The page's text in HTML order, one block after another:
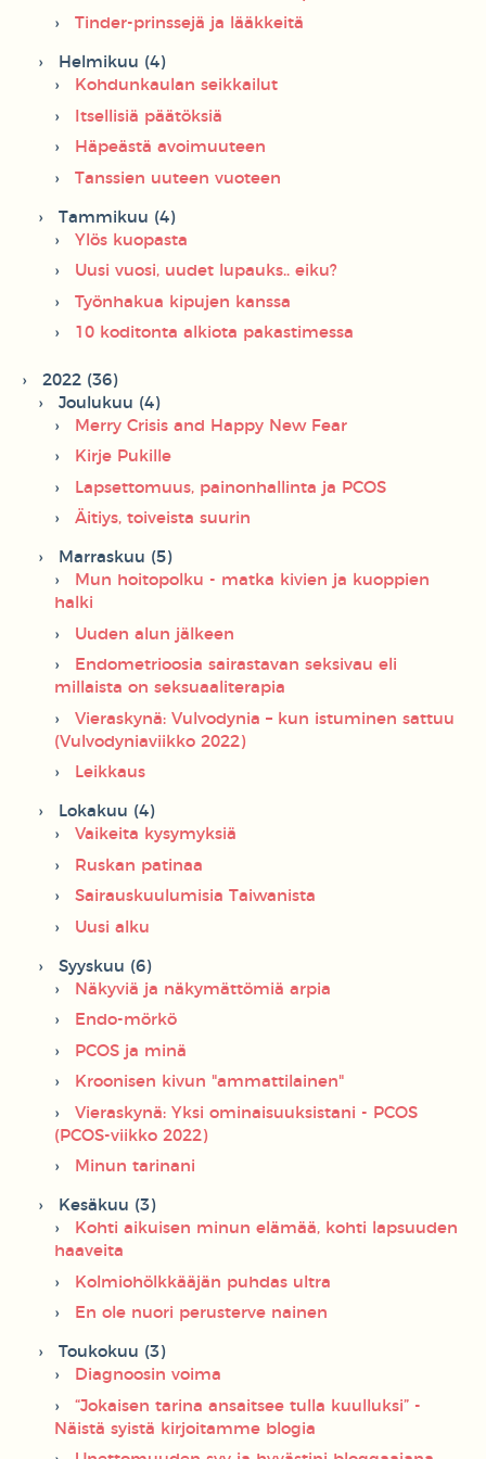
Tinder-prinssejä ja lääkkeitä
Helmikuu (4)
Kohdunkaulan seikkailut
Itsellisiä päätöksiä
Häpeästä avoimuuteen
Tanssien uuteen vuoteen
Tammikuu (4)
Ylös kuopasta
Uusi vuosi, uudet lupauks.. eiku?
Työnhakua kipujen kanssa
10 koditonta alkiota pakastimessa
2022 (36)
Joulukuu (4)
Merry Crisis and Happy New Fear
Kirje Pukille
Lapsettomuus, painonhallinta ja PCOS
Äitiys, toiveista suurin
Marraskuu (5)
Mun hoitopolku - matka kivien ja kuoppien
halki
Uuden alun jälkeen
Endometrioosia sairastavan seksivau eli
millaista on seksuaaliterapia
Vieraskynä: Vulvodynia – kun istuminen sattuu
(Vulvodyniaviikko 2022)
Leikkaus
Lokakuu (4)
Vaikeita kysymyksiä
Ruskan patinaa
Sairauskuulumisia Taiwanista
Uusi alku
Syyskuu (6)
Näkyviä ja näkymättömiä arpia
Endo-mörkö
PCOS ja minä
Kroonisen kivun "ammattilainen"
Vieraskynä: Yksi ominaisuuksistani - PCOS
(PCOS-viikko 2022)
Minun tarinani
Kesäkuu (3)
Kohti aikuisen minun elämää, kohti lapsuuden
haaveita
Kolmiohölkkääjän puhdas ultra
En ole nuori perusterve nainen
Toukokuu (3)
Diagnoosin voima
“Jokaisen tarina ansaitsee tulla kuulluksi” -
Näistä syistä kirjoitamme blogia